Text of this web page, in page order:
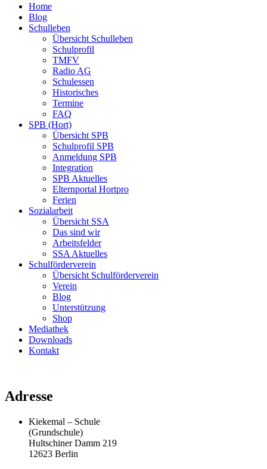
Home
Blog
Schulleben
Übersicht Schulleben
Schulprofil
TMFV
Radio AG
Schulessen
Historisches
Termine
FAQ
SPB (Hort)
Übersicht SPB
Schulprofil SPB
Anmeldung SPB
Integration
SPB Aktuelles
Elternportal Hortpro
Ferien
Sozialarbeit
Übersicht SSA
Das sind wir
Arbeitsfelder
SSA Aktuelles
Schulförderverein
Übersicht Schulförderverein
Verein
Blog
Unterstützung
Shop
Mediathek
Downloads
Kontakt
Adresse
Kiekemal – Schule
(Grundschule)
Hultschiner Damm 219
12623 Berlin